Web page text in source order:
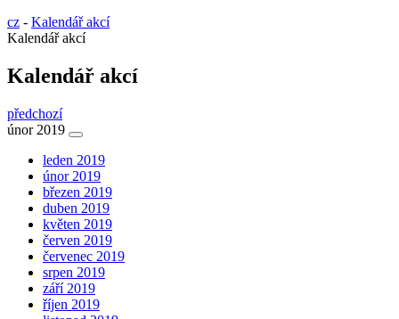
cz - Kalendář akcí
Kalendář akcí
Kalendář akcí
předchozí
únor 2019
leden 2019
únor 2019
březen 2019
duben 2019
květen 2019
červen 2019
červenec 2019
srpen 2019
září 2019
říjen 2019